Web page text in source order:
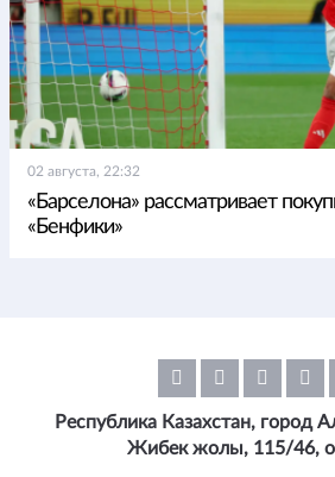
02 августа, 22:32
«Барселона» рассматривает
«Бенфики»
Республика Казахстан, город
Жибек жолы, 115/46,